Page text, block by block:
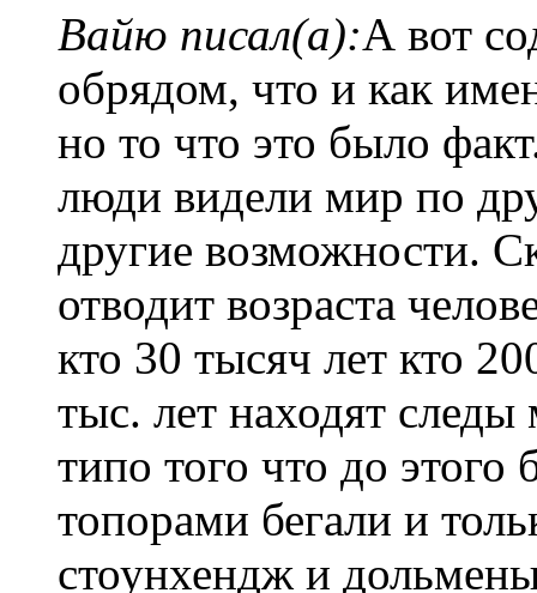
Вайю писал(а):А вот
обрядом, что и как
но то что это было
люди видели мир по
другие возможности.
отводит возраста
кто 30 тысяч лет кто
тыс. лет находят следы
типо того что до
топорами бегали и
стоунхендж и